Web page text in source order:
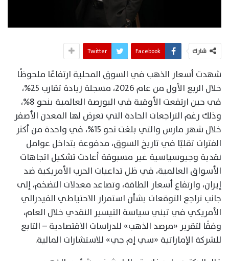
شارك Facebook
Twitter
شهدت أسعار الذهب في السوق المحلية ارتفاعًا ملحوظًا
خلال الربع الأول من عام 2026، مسجلة زيادة تقارب 25%،
في حين ارتفعت الأوقية في البورصة العالمية بنحو 8%،
وذلك رغم التراجعات الحادة التي تعرض لها المعدن الأصفر
خلال شهر مارس والتي بلغت نحو 15%، في واحدة من أكثر
الفترات تقلبًا في تاريخ السوق، مدفوعة بتداخل عوامل
نقدية وجيوسياسية غير مسبوقة أعادت تشكيل اتجاهات
الأسواق العالمية، في ظل تداعيات الحرب الأمريكية ضد
إيران، وارتفاع أسعار الطاقة، وتصاعد معدلات التضخم، إلى
جانب تراجع التوقعات بشأن استمرار الاحتياطي الفيدرالي
الأمريكي في تبني سياسة التيسير النقدي خلال العام،
وفقًا لتقرير «مرصد الذهب» للدراسات الاقتصادية – التابع
للشركة الإماراتية «سي إم جي» للاستشارات المالية.